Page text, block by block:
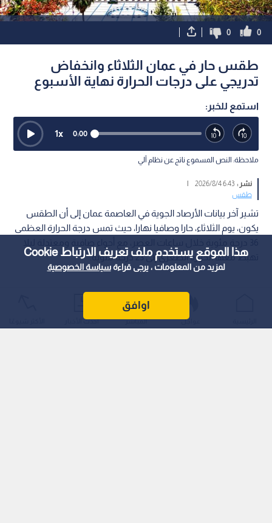
هذا الموقع يستخدم ملف تعريف الارتباط Cookie
لمزيد من المعلومات ، يرجى قراءةسياسة الخصوصية
اوافق
0
0
طقس حار في عمان الثلاثاء وانخفاض
تدريجي على درجات الحرارة نهاية الأسبوع
استمع للخبر:
0:00
1x
ملاحظة: النص المسموع ناتج عن نظام آلي
نشر :6:43 2026/8/4
|
طقس
تشير آخر بيانات الأرصاد الجوية في العاصمة عمان إلى أن الطقس
يكون، يوم الثلاثاء، حارا وصافيا نهارا، حيث تمس درجة الحرارة العظمى
تهبط معها الحرارة الصغرى إلى 23 درجة مئوية.
عواجل المباشر أحدث الأخبار